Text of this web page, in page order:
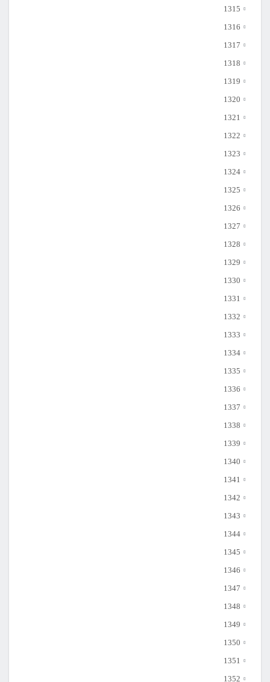
1315
1316
1317
1318
1319
1320
1321
1322
1323
1324
1325
1326
1327
1328
1329
1330
1331
1332
1333
1334
1335
1336
1337
1338
1339
1340
1341
1342
1343
1344
1345
1346
1347
1348
1349
1350
1351
1352